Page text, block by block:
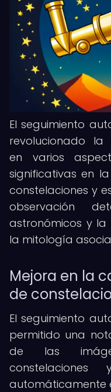
El seguimiento
revolucionado la
en varios
significativas en
constelaciones y
observación
astronómicos y
la mitología
Mejora en la
de
El seguimiento
permitido una
de las
automáticamente